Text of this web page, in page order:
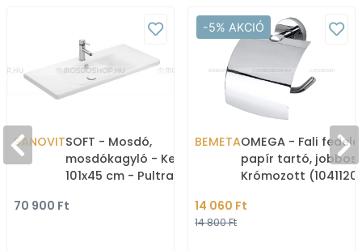
SANOVITSOFT - Mosdó,
mosdókagyló - Kerámia,
101x45 cm - Pultra,
70 900 Ft
-5% AKCIÓ
BEMETAOMEGA - Fali
papír tartó, jobbos
Krómozott
14 060 Ft
14 800 Ft